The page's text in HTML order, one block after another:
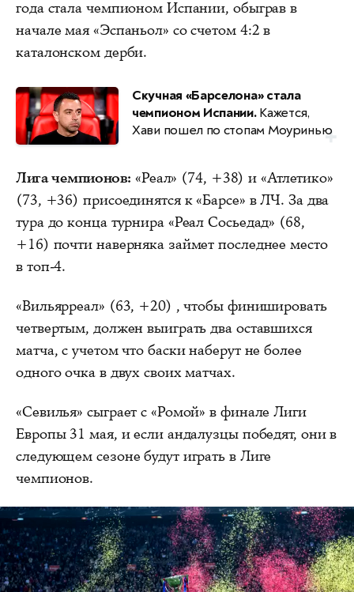
года стала чемпионом Испании, обыграв в
начале мая «Эспаньол» со счетом 4:2 в
каталонском дерби.
Скучная «Барселона» стала
чемпионом Испании.Кажется,
Хави пошел по стопам Моуринью
Лига чемпионов: «Реал» (74, +38) и «Атлетико»
(73, +36) присоединятся к «Барсе» в ЛЧ. За два
тура до конца турнира «Реал Сосьедад» (68,
+16) почти наверняка займет последнее место
в топ-4.
«Вильярреал» (63, +20) , чтобы финишировать
четвертым, должен выиграть два оставшихся
матча, с учетом что баски наберут не более
одного очка в двух своих матчах.
«Севилья» сыграет с «Ромой» в финале Лиги
Европы 31 мая, и если андалузцы победят, они в
следующем сезоне будут играть в Лиге
чемпионов.